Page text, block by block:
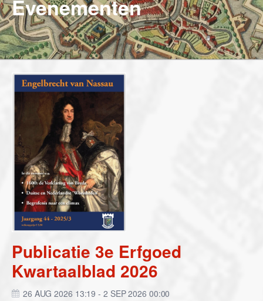
Evenementen
Publicatie 3e Erfgoed
Kwartaalblad 2026
26 AUG 2026 13:19 - 2 SEP 2026 00:00